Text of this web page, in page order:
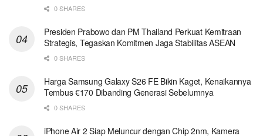
0 SHARES
Presiden Prabowo dan PM Thailand Perkuat Kemitraan
Strategis, Tegaskan Komitmen Jaga Stabilitas ASEAN
0 SHARES
Harga Samsung Galaxy S26 FE Bikin Kaget, Kenaikannya
Tembus €170 Dibanding Generasi Sebelumnya
0 SHARES
iPhone Air 2 Siap Meluncur dengan Chip 2nm, Kamera